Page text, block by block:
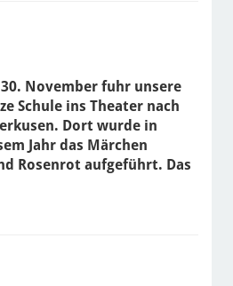
November fuhr unsere
Schule ins Theater nach
Dort wurde in
Jahr das Märchen
Rosenrot aufgeführt. Das